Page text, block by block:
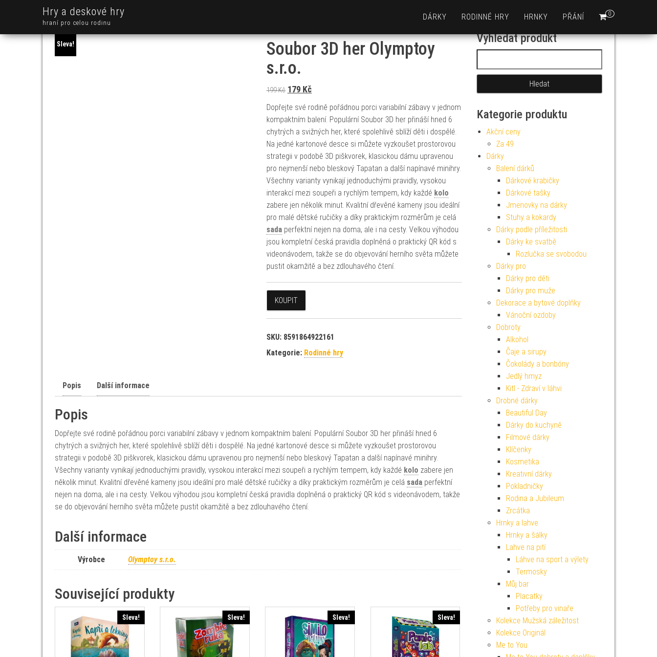
Hry a deskové hry
hraní pro celou rodinu
0
DÁRKY RODINNÉ HRY HRNKY PŘÁNÍ
Sleva!
Soubor 3D her Olymptoy
s.r.o.
199Kč Původní cena byla: 199 Kč.
179 KčAktuální cena je: 179 Kč.
Dopřejte své rodině pořádnou porci variabilní zábavy v jednom
kompaktním balení. Populární Soubor 3D her přináší hned 6
chytrých a svižných her, které spolehlivě sblíží děti i dospělé.
Na jedné kartonové desce si můžete vyzkoušet prostorovou
strategii v podobě 3D piškvorek, klasickou dámu upravenou
pro nejmenší nebo bleskový Tapatan a další napínavé minihry.
Všechny varianty vynikají jednoduchými pravidly, vysokou
interakcí mezi soupeři a rychlým tempem, kdy každé kolo
zabere jen několik minut. Kvalitní dřevěné kameny jsou ideální
pro malé dětské ručičky a díky praktickým rozměrům je celá
sadaperfektní nejen na doma, ale i na cesty. Velkou výhodou
jsou kompletní česká pravidla doplněná o praktický QR kód s
videonávodem, takže se do objevování herního světa můžete
pustit okamžitě a bez zdlouhavého čtení.
KOUPIT
SKU: 8591864922161
Kategorie: Rodinné hry
Popis Další informace
Popis
Dopřejte své rodině pořádnou porci variabilní zábavy v jednom kompaktním balení. Populární Soubor 3D her přináší hned 6
chytrých a svižných her, které spolehlivě sblíží děti i dospělé. Na jedné kartonové desce si můžete vyzkoušet prostorovou
strategii v podobě 3D piškvorek, klasickou dámu upravenou pro nejmenší nebo bleskový Tapatan a další napínavé minihry.
Všechny varianty vynikají jednoduchými pravidly, vysokou interakcí mezi soupeři a rychlým tempem, kdy každé kolo zabere jen
několik minut. Kvalitní dřevěné kameny jsou ideální pro malé dětské ručičky a díky praktickým rozměrům je celá sada perfektní
nejen na doma, ale i na cesty. Velkou výhodou jsou kompletní česká pravidla doplněná o praktický QR kód s videonávodem, takže
se do objevování herního světa můžete pustit okamžitě a bez zdlouhavého čtení.
Další informace
Výrobce Olymptoy s.r.o.
Související produkty
Sleva! Sleva! Sleva! Sleva!
Vyhledat produkt
Kategorie produktu
Akční ceny
Za 49
Dárky
Balení dárků
Dárkové krabičky
Dárkové tašky
Jmenovky na dárky
Stuhy a kokardy
Dárky podle příležitosti
Dárky ke svatbě
Rozlučka se svobodou
Dárky pro
Dárky pro děti
Dárky pro muže
Dekorace a bytové doplňky
Vánoční ozdoby
Dobroty
Alkohol
Čaje a sirupy
Čokolády a bonbóny
Jedlý hmyz
Kitl - Zdraví v láhvi
Drobné dárky
Beautiful Day
Dárky do kuchyně
Filmové dárky
Klíčenky
Kosmetika
Kreativní dárky
Pokladničky
Rodina a Jubileum
Zrcátka
Hrnky a lahve
Hrnky a šálky
Lahve na pití
Láhve na sport a výlety
Termosky
Můj bar
Placatky
Potřeby pro vinaře
Kolekce Mužská záležitost
Kolekce Originál
Me to You